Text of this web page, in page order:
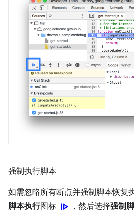
强制执行脚本
如需忽略所有断点并强制脚本恢复
脚本执行图标 resume ，然后选择强制